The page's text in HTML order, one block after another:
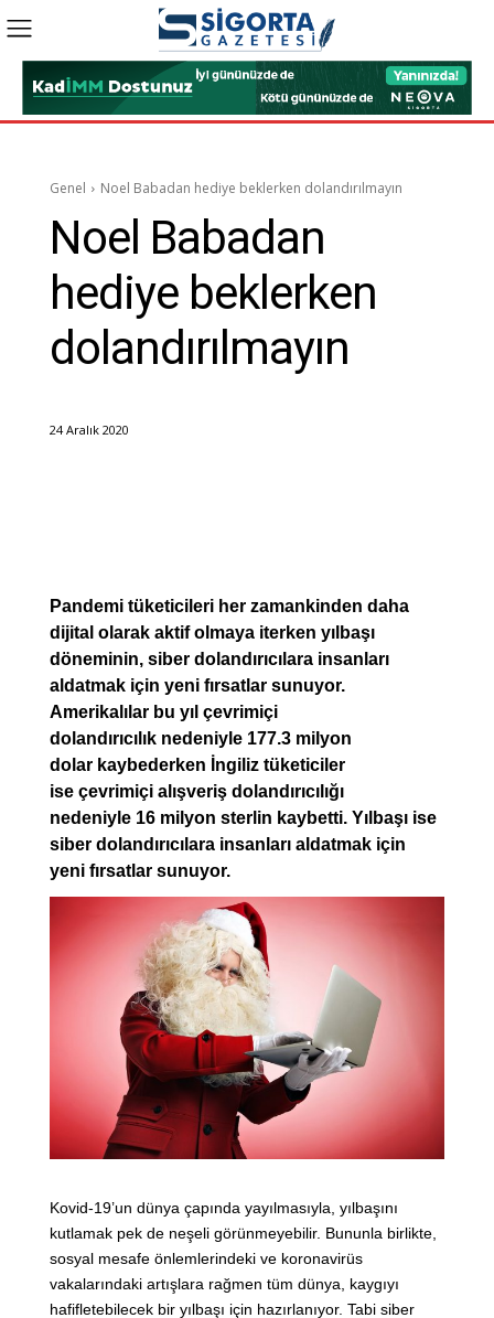
Genel Noel Babadan hediye beklerken dolandırılmayın
Noel Babadan
hediye beklerken
dolandırılmayın
24 Aralık 2020
Pandemi tüketicileri her zamankinden daha
dijital olarak aktif olmaya iterken yılbaşı
döneminin, siber dolandırıcılara insanları
aldatmak için yeni fırsatlar sunuyor.
Amerikalılar bu yıl çevrimiçi
dolandırıcılık nedeniyle 177.3 milyon
dolar kaybederken İngiliz tüketiciler
ise çevrimiçi alışveriş dolandırıcılığı
nedeniyle 16 milyon sterlin kaybetti. Yılbaşı ise
siber dolandırıcılara insanları aldatmak için
yeni fırsatlar sunuyor.
Kovid-19’un dünya çapında yayılmasıyla, yılbaşını
kutlamak pek de neşeli görünmeyebilir. Bununla birlikte,
sosyal mesafe önlemlerindeki ve koronavirüs
vakalarındaki artışlara rağmen tüm dünya, kaygıyı
hafifletebilecek bir yılbaşı için hazırlanıyor. Tabi siber